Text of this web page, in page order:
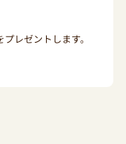
プレゼントします。